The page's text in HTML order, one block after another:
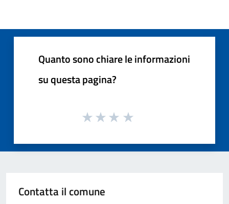
Quanto sono chiare le informazioni
su questa pagina?
Contatta il comune